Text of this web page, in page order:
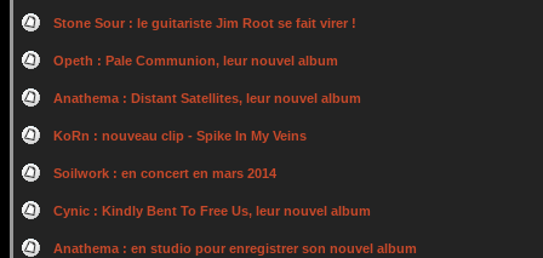
Stone Sour : le guitariste Jim Root se fait virer !
Opeth : Pale Communion, leur nouvel album
Anathema : Distant Satellites, leur nouvel album
KoRn : nouveau clip - Spike In My Veins
Soilwork : en concert en mars 2014
Cynic : Kindly Bent To Free Us, leur nouvel album
Anathema : en studio pour enregistrer son nouvel album